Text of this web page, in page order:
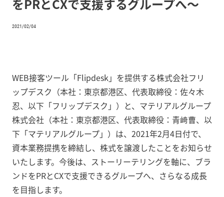
をPRとCXで支援するグループへ～
2021/02/04
WEB接客ツール「Flipdesk」を提供する株式会社フリ
ップデスク（本社：東京都港区、代表取締役：佐々木
忍、以下「フリップデスク」）と、マテリアルグループ
株式会社（本社：東京都港区、代表取締役：青﨑曹、以
下「マテリアルグループ」）は、2021年2月4日付で、
資本業務提携を締結し、株式を譲渡したことをお知らせ
いたします。今後は、ストーリーテリングを軸に、ブラ
ンドをPRとCXで支援できるグループへ、さらなる成長
を目指します。